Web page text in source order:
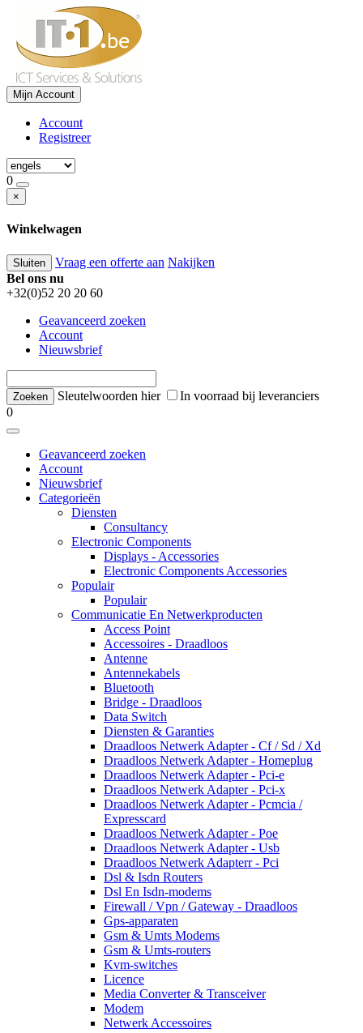
Mijn Account
Account
Registreer
0
×
Winkelwagen
Sluiten Vraag een offerte aan Nakijken
Bel ons nu
+32(0)52 20 20 60
Geavanceerd zoeken
Account
Nieuwsbrief
Sleutelwoorden hier
In voorraad bij leveranciers
0
Geavanceerd zoeken
Account
Nieuwsbrief
Categorieën
Diensten
Consultancy
Electronic Components
Displays - Accessories
Electronic Components Accessories
Populair
Populair
Communicatie En Netwerkproducten
Access Point
Accessoires - Draadloos
Antenne
Antennekabels
Bluetooth
Bridge - Draadloos
Data Switch
Diensten & Garanties
Draadloos Netwerk Adapter - Cf / Sd / Xd
Draadloos Netwerk Adapter - Homeplug
Draadloos Netwerk Adapter - Pci-e
Draadloos Netwerk Adapter - Pci-x
Draadloos Netwerk Adapter - Pcmcia /
Expresscard
Draadloos Netwerk Adapter - Poe
Draadloos Netwerk Adapter - Usb
Draadloos Netwerk Adapterr - Pci
Dsl & Isdn Routers
Dsl En Isdn-modems
Firewall / Vpn / Gateway - Draadloos
Gps-apparaten
Gsm & Umts Modems
Gsm & Umts-routers
Kvm-switches
Licence
Media Converter & Transceiver
Modem
Netwerk Accessoires